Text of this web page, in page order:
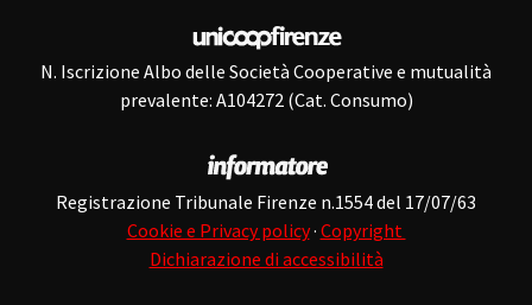
N. Iscrizione Albo delle Società Cooperative e mutualità
prevalente: A104272 (Cat. Consumo)
Registrazione Tribunale Firenze n.1554 del 17/07/63
Cookie e Privacy policy· Copyright
Dichiarazione di accessibilità